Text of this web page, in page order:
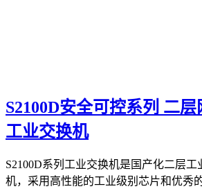
S2100D安全可控系列 二
工业交换机
S2100D系列工业交换机是国产化二层
机，采用高性能的工业级别芯片和优秀